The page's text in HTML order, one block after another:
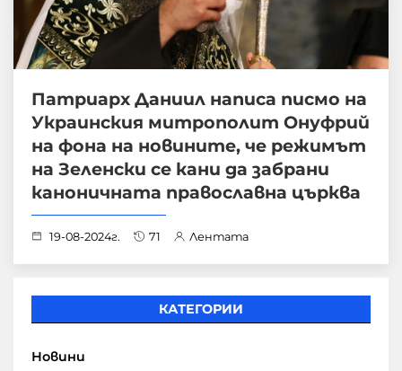
Патриарх Даниил написа писмо на
Украинския митрополит Онуфрий
на фона на новините, че режимът
на Зеленски се кани да забрани
каноничната православна църква
19-08-2024г. 71 Лентата
КАТЕГОРИИ
Новини